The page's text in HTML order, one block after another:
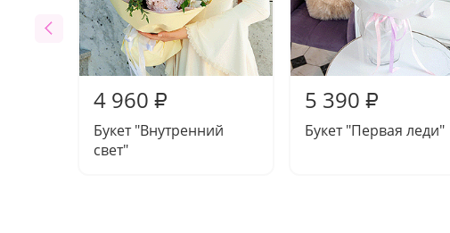
4 960 ₽
Букет "Внутренний
свет"
5 390 ₽
Букет "Первая леди"